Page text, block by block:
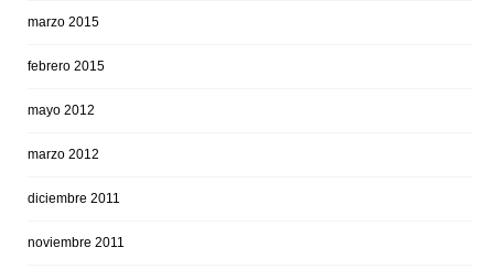
marzo 2015
febrero 2015
mayo 2012
marzo 2012
diciembre 2011
noviembre 2011